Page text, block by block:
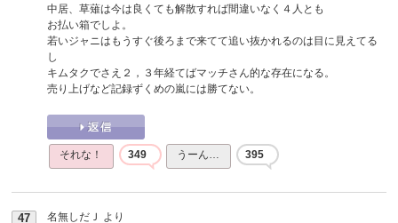
中居、草薙は今は良くても解散すれば間違いなく４人とも
お払い箱でしよ。
若いジャニはもうすぐ後ろまで来てて追い抜かれるのは目に見えてる
し
キムタクでさえ２，３年経てばマッチさん的な存在になる。
売り上げなど記録ずくめの嵐には勝てない。
それな！ 349 うーん… 395
47 名無しだＪ より